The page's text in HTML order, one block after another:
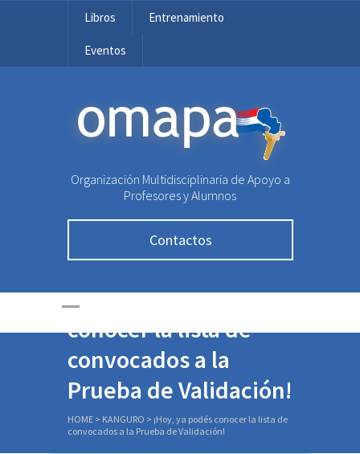
Libros Entrenamiento
Eventos
OMAPA
Organización Multidisciplinaria de Apoyo a
Profesores y Alumnos
Contactos
¡Hoy, ya podés
conocer la lista de
convocados a la
Prueba de Validación!
HOME > KANGURO > ¡Hoy, ya podés conocer la lista de
convocados a la Prueba de Validación!